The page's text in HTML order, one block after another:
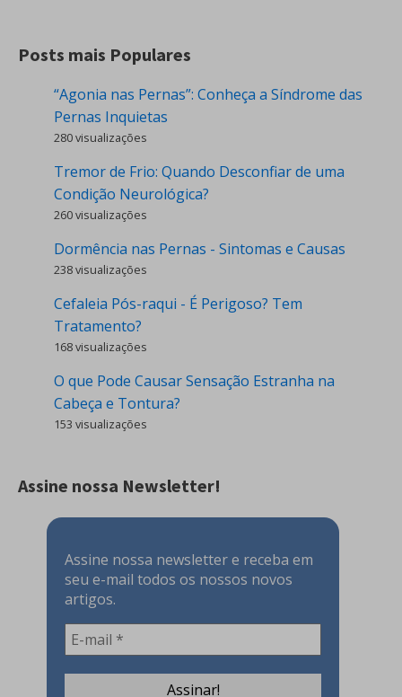
Posts mais Populares
“Agonia nas Pernas”: Conheça a Síndrome das
Pernas Inquietas
280 visualizações
Tremor de Frio: Quando Desconfiar de uma
Condição Neurológica?
260 visualizações
Dormência nas Pernas - Sintomas e Causas
238 visualizações
Cefaleia Pós-raqui - É Perigoso? Tem
Tratamento?
168 visualizações
O que Pode Causar Sensação Estranha na
Cabeça e Tontura?
153 visualizações
Assine nossa Newsletter!
Assine nossa newsletter e receba em
seu e-mail todos os nossos novos
artigos.